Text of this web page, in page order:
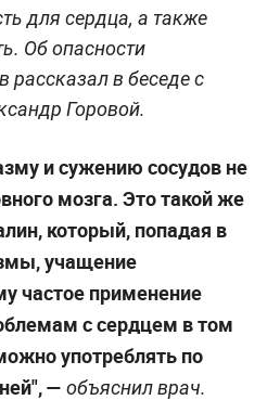
для сердца, а также
Об опасности
рассказал в беседе с
Горовой.
и сужению сосудов не
мозга. Это такой же
который, попадая в
учащение
частое применение
с сердцем в том
употреблять по
— объяснил врач.